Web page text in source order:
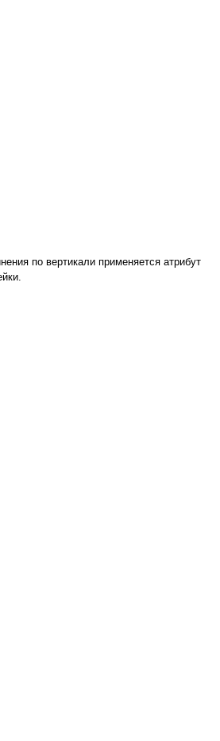
по вертикали применяется атрибут